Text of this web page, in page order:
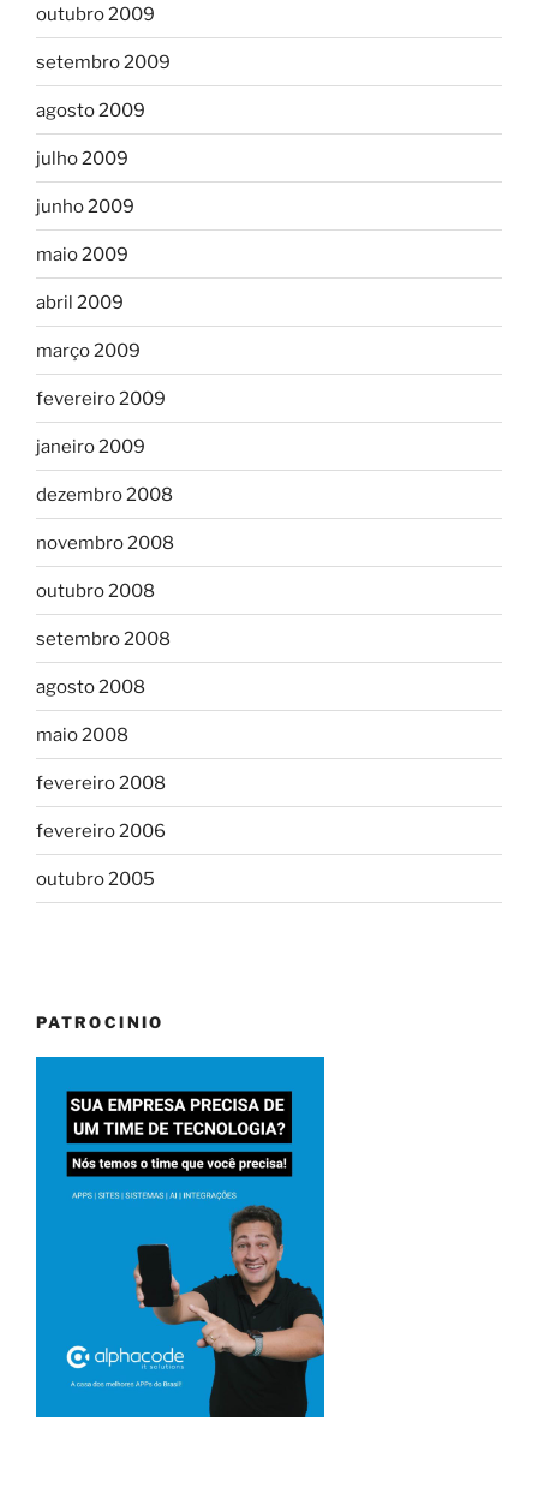
outubro 2009
setembro 2009
agosto 2009
julho 2009
junho 2009
maio 2009
abril 2009
março 2009
fevereiro 2009
janeiro 2009
dezembro 2008
novembro 2008
outubro 2008
setembro 2008
agosto 2008
maio 2008
fevereiro 2008
fevereiro 2006
outubro 2005
PATROCINIO